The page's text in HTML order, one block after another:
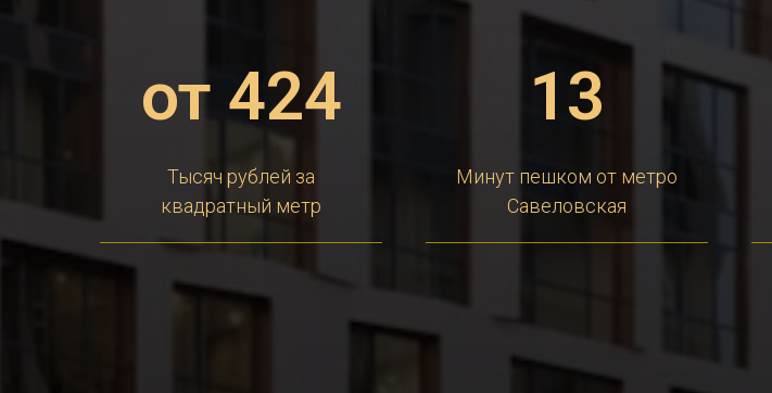
от 424
Тысяч рублей за
квадратный метр
13
Минут пешком от метро
Савеловская